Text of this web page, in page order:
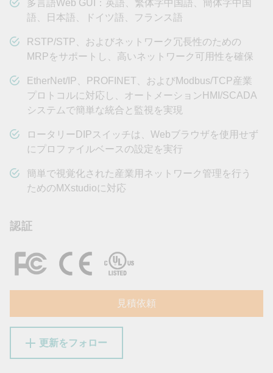
多言語Web GUI：英語、繁体字中国語、簡体字中国
語、日本語、ドイツ語、フランス語
RSTP/STP、およびネットワーク冗長性のための
MRPをサポートし、高いネットワーク可用性を確保
EtherNet/IP、PROFINET、およびModbus/TCP産業
プロトコルに対応し、オートメーションHMI/SCADA
システムで簡単な統合と監視を実現
ロータリーDIPスイッチは、Webブラウザを使用せず
にプロファイルベースの設定を実行
簡単で視覚化された産業用ネットワーク管理を行う
ためのMXstudioに対応
認証
見積依頼
更新をフォロー